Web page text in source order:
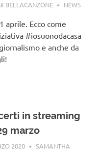
BELLACANZONE
NEWS
aprile. Ecco come
#iosuonodacasa
e anche da
in streaming
marzo
2020
SAMANTHA